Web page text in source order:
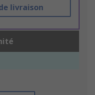
livraison